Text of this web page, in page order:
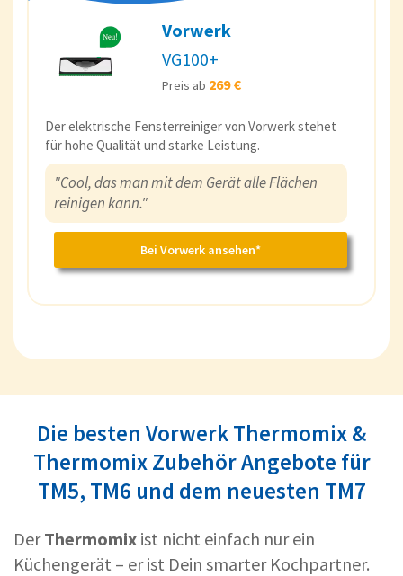
Vorwerk
VG100+
Preis ab 269 €
Der elektrische Fensterreiniger von Vorwerk stehet
für hohe Qualität und starke Leistung.
"Cool, das man mit dem Gerät alle Flächen
reinigen kann."
Bei Vorwerk ansehen*
Die besten Vorwerk Thermomix &
Thermomix Zubehör Angebote für
TM5, TM6 und dem neuesten TM7
DerThermomix ist nicht einfach nur ein
Küchengerät – er ist Dein smarter Kochpartner.